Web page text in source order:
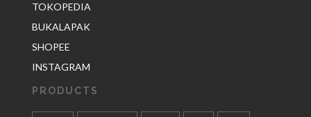
TOKOPEDIA
BUKALAPAK
SHOPEE
INSTAGRAM
PRODUCTS